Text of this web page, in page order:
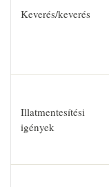
Keverés/keverés
Illatmentesítési
igények